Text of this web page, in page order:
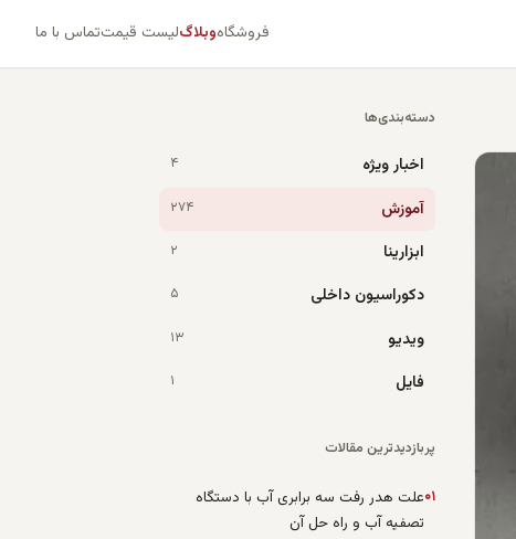
فروشگاهوبلاگلیست قیمتتماس با ما
دسته‌بندی‌ها
اخبار ویژه ۴
آموزش ۲۷۴
ابزارینا ۲
دکوراسیون داخلی ۵
ویدیو ۱۳
فایل ۱
پربازدیدترین مقالات
۰۱علت هدر رفت سه برابری آب با دستگاه
تصفیه آب و راه حل آن